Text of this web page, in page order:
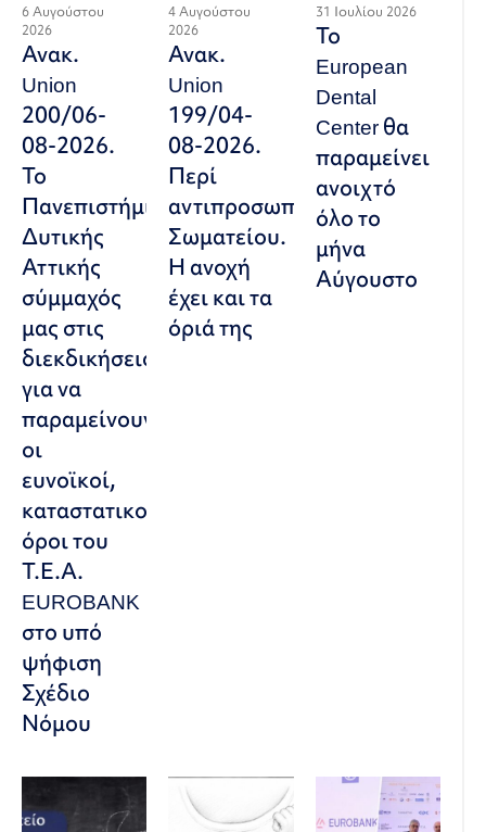
6 Αυγούστου
2026
Ανακ.
Union
200/06-
08-2026.
Το
Πανεπιστήμιο
Δυτικής
Αττικής
σύμμαχός
μας στις
διεκδικήσεις,
για να
παραμείνουν
οι
ευνοϊκοί,
καταστατικοί
όροι του
Τ.Ε.Α.
EUROBANK
στο υπό
ψήφιση
Σχέδιο
Νόμου
4 Αυγούστου
2026
Ανακ.
Union
199/04-
08-2026.
Περί
αντιπροσωπευτικού
Σωματείου.
Η ανοχή
έχει και τα
όριά της
31 Ιουλίου 2026
Το
European
Dental
Center θα
παραμείνει
ανοιχτό
όλο το
μήνα
Αύγουστο